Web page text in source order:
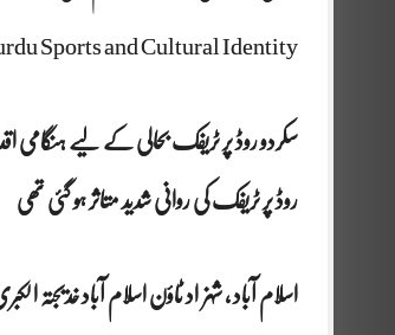
Sports and Cultural Identity
سکردو روڈ پر ٹریفک بحالی کے لیے
روڈ پر ٹریفک کی روانی شدید متاثر ہو گئی تھی
اسلام آباد ، شہزاد ٹاؤن اسلام آباد